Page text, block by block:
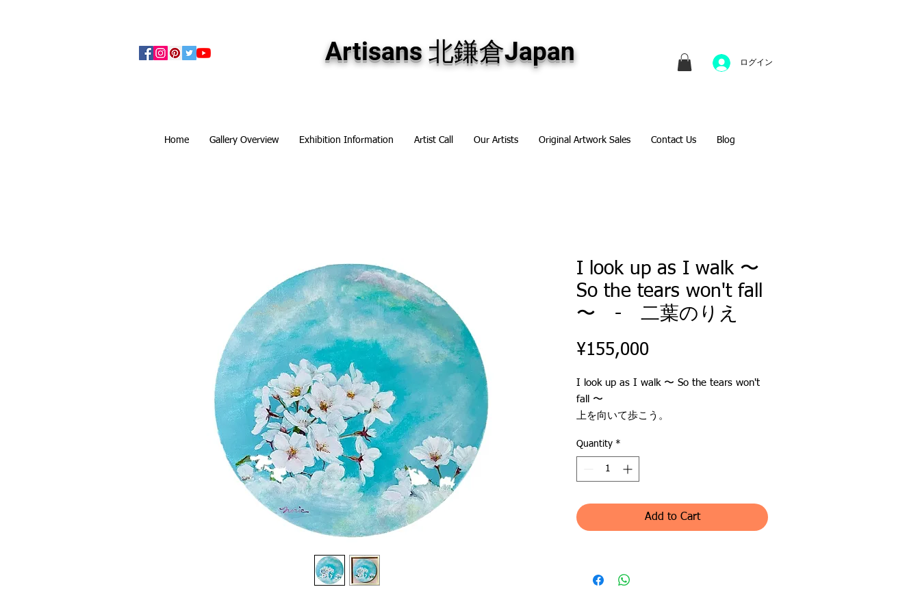
Artisans 北鎌倉Japan ログイン
Home Gallery Overview Exhibition Information Artist Call Our Artists Original Artwork Sales Contact Us Blog
I look up as I walk 〜
So the tears won't fall
〜 - 二葉のりえ
¥155,000Price
I look up as I walk 〜 So the tears won't
fall 〜
上を向いて歩こう。
思い出す春の日
ひとりぼっちの夜
しあわせは雲の上に
＿＿＿＿＿＿＿＿＿＿
2020年 世界が一変
規制の中に生きることになってしまっ
Quantity *
Add to Cart